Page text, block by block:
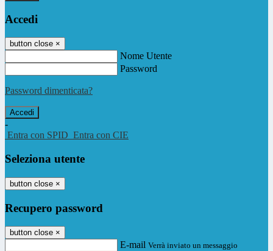
Accedi
button close ×
Nome Utente
Password
Password dimenticata?
-
Entra con SPID Entra con CIE
Seleziona utente
button close ×
Recupero password
button close ×
E-mail Verrà inviato un messaggio